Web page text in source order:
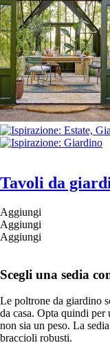
Tavoli da
Aggiungi
Aggiungi
Aggiungi
Scegli una sedia
Le poltrone da giardino
da casa. Opta quindi per
non sia un peso. La
braccioli robusti.